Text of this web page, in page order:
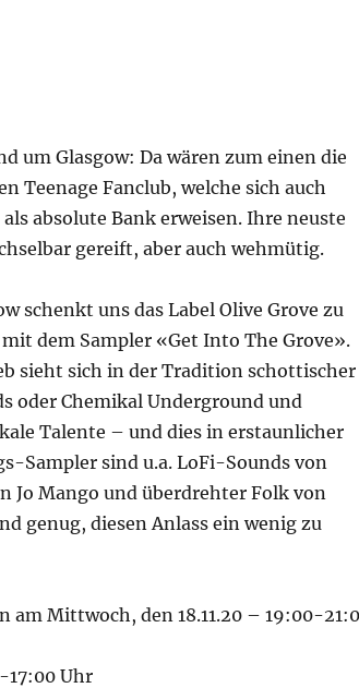
um Glasgow: Da wären zum einen die
Teenage Fanclub, welche sich auch
absolute Bank erweisen. Ihre neuste
gereift, aber auch wehmütig.
schenkt uns das Label Olive Grove zu
dem Sampler «Get Into The Grove».
sieht sich in der Tradition schottischer
oder Chemikal Underground und
Talente – und dies in erstaunlicher
Sampler sind u.a. LoFi-Sounds von
Jo Mango und überdrehter Folk von
genug, diesen Anlass ein wenig zu
am Mittwoch, den 18.11.20 – 19:00-
17:00 Uhr